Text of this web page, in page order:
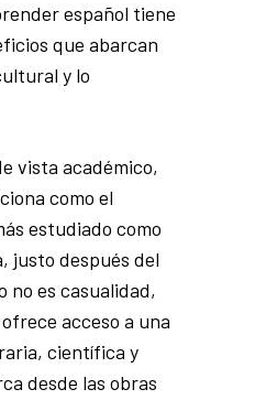
español tiene
que abarcan
y lo
vista académico,
como el
estudiado como
justo después del
no es casualidad,
acceso a una
científica y
desde las obras